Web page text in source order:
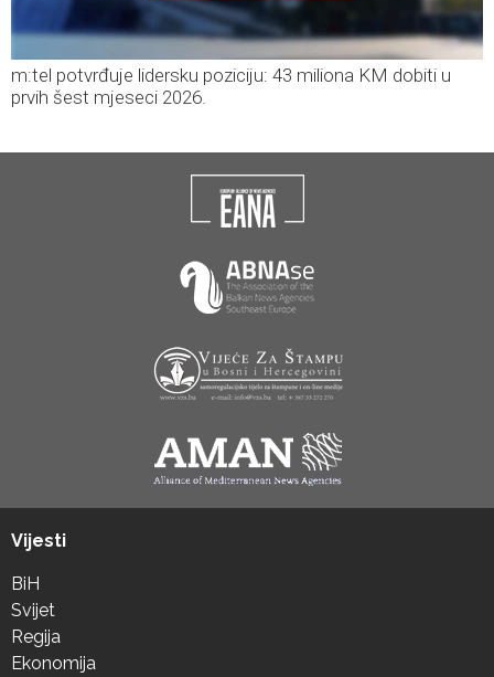
m:tel potvrđuje lidersku poziciju: 43 miliona KM dobiti u
prvih šest mjeseci 2026.
Vijesti
BiH
Svijet
Regija
Ekonomija